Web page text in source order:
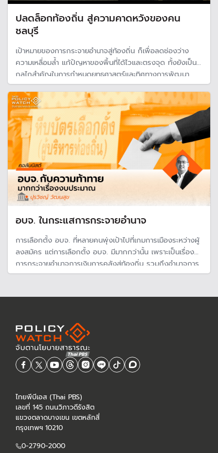
ปลดล็อกท้องถิ่น สู่ความคาดหวังของคน
ชลบุรี
เป้าหมายของการกระจายอำนาจสู่ท้องถิ่น ก็เพื่อลดช่องว่าง
ความเหลื่อมล้ำ แก้ปัญหาของพื้นที่ได้ไวและตรงจุด ทั้งยังเป็น
กลไกสำคัญในการกำหนดยุทธศาสตร์และทิศทางการพัฒนา
จังหวัด แต่ที่ผ่านมางบประมาณ อบจ.ส่วนใหญ่ กลับถูกใช้ไป
แบบตัดเสื้อโหล ไม่ตอบโจทย์ “การเติบโตของเมืองอย่างก้าว
กระโดด” โดยเฉพาะกับจังหวัดชลบุรี
อบจ. ในกระแสการกระจายอำนาจ
การเลือกตั้ง อบจ. ที่หลายคนพุ่งเป้าไปที่เกมการเมืองระหว่างผู้
ลงสมัคร แต่การเลือกตั้ง อบจ. มีมากกว่านั้น เพราะเป็นเรื่อง
การกระจายอำนาจการเงินการคลังสู่ท้องถิ่น รวมถึงอำนาจการ
บริหารจัดการในพื้นที่ ที่นับเป็นความท้าทายที่สำคัญ
ไทยพีบีเอส (Thai PBS)
เลขที่ 145 ถนนวิภาวดีรังสิต
แขวงตลาดบางเขน เขตหลักสี่
กรุงเทพฯ 10210
0-2790-2000